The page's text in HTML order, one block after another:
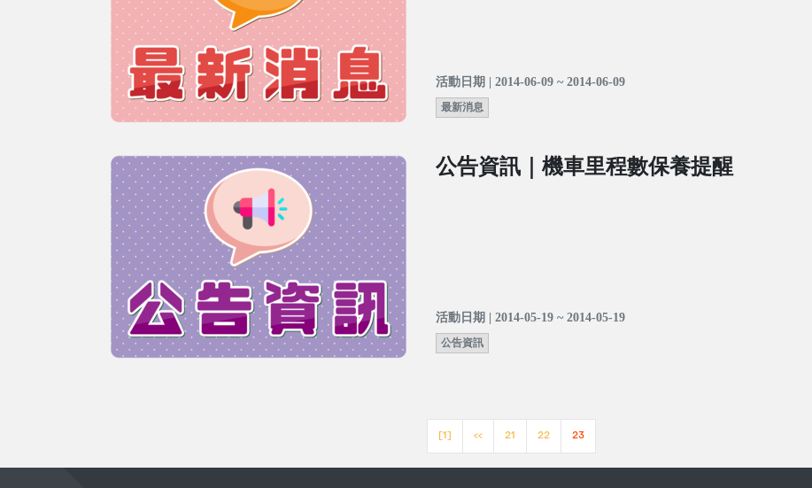
活動日期 | 2014-06-09 ~ 2014-06-09
最新消息
公告資訊｜機車里程數保養提醒
活動日期 | 2014-05-19 ~ 2014-05-19
公告資訊
[1] << 21 22 23